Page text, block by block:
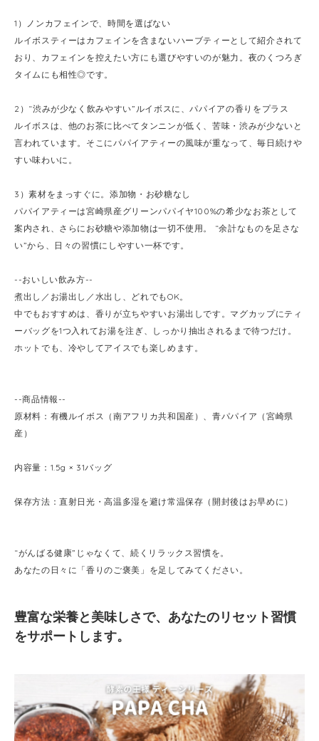
1）ノンカフェインで、時間を選ばない
ルイボスティーはカフェインを含まないハーブティーとして紹介されて
おり、カフェインを控えたい方にも選びやすいのが魅力。夜のくつろぎ
タイムにも相性◎です。
2）“渋みが少なく飲みやすい”ルイボスに、パパイアの香りをプラス
ルイボスは、他のお茶に比べてタンニンが低く、苦味・渋みが少ないと
言われています。そこにパパイアティーの風味が重なって、毎日続けや
すい味わいに。
3）素材をまっすぐに。添加物・お砂糖なし
パパイアティーは宮崎県産グリーンパパイヤ100%の希少なお茶として
案内され、さらにお砂糖や添加物は一切不使用。 “余計なものを足さな
い”から、日々の習慣にしやすい一杯です。
--おいしい飲み方--
煮出し／お湯出し／水出し、どれでもOK。
中でもおすすめは、香りが立ちやすいお湯出しです。マグカップにティ
ーバッグを1つ入れてお湯を注ぎ、しっかり抽出されるまで待つだけ。
ホットでも、冷やしてアイスでも楽しめます。
--商品情報--
原材料：有機ルイボス（南アフリカ共和国産）、青パパイア（宮崎県
産）
内容量：1.5g × 31バッグ
保存方法：直射日光・高温多湿を避け常温保存（開封後はお早めに）
“がんばる健康”じゃなくて、続くリラックス習慣を。
あなたの日々に「香りのご褒美」を足してみてください。
豊富な栄養と美味しさで、あなたのリセット習慣
をサポートします。